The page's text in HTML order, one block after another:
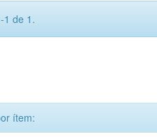
1 de 1.
ítem: